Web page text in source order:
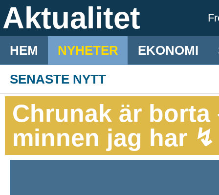
Aktualitet
HEM NYHETER EKONOMI
SENASTE NYTT
Chrunak är
minnen jag har ↯